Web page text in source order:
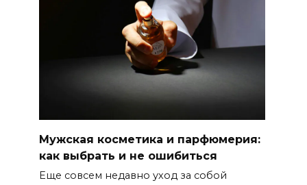
Мужская косметика и парфюмерия:
как выбрать и не ошибиться
Еще совсем недавно уход за собой